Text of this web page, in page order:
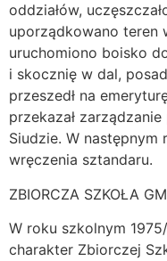
oddziałów,
uporządkowano teren
uruchomiono boisko
i skocznię w dal,
przeszedł na
przekazał
Siudzie. W następnym
wręczenia sztandaru.
ZBIORCZA SZKOŁA
W roku szkolnym
charakter Zbiorczej